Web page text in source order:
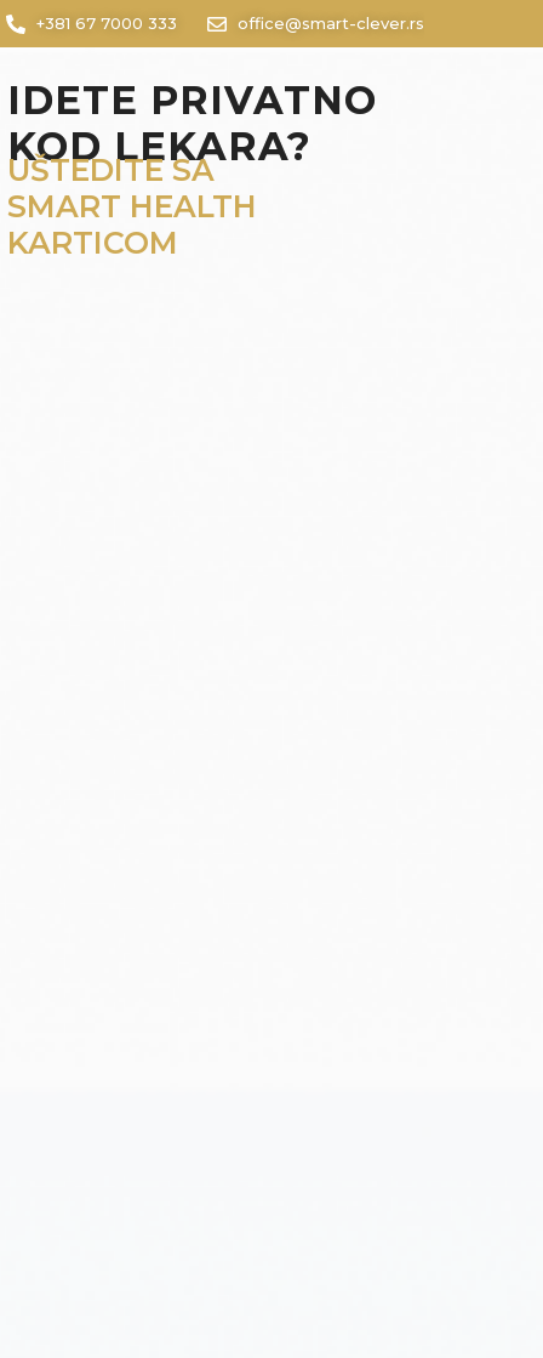
+381 67 7000 333 office@smart-clever.rs
IDETE PRIVATNO
KOD LEKARA?
UŠTEDITE SA
SMART HEALTH
KARTICOM